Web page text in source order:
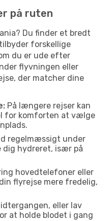
på ruten
Du finder et bredt
forskellige
du er ude efter
flyvningen eller
der matcher dine
På længere rejser kan
for komforten at vælge
regelmæssigt under
hydreret, især på
hovedtelefoner eller
flyrejse mere fredelig,
eller lav
at holde blodet i gang